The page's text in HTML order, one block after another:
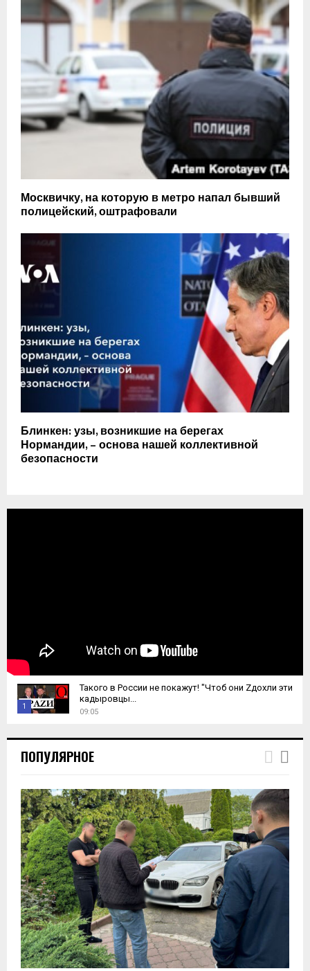
Москвичку, на которую в метро напал бывший
полицейский, оштрафовали
Блинкен: узы, возникшие на берегах
Нормандии, – основа нашей коллективной
безопасности
1
h
u
n
a
y
o
u
u
b
e
Такого в России не покажут! "Чтоб они Zдохли эти
кадыровцы...
09:05
ПОПУЛЯРНОЕ